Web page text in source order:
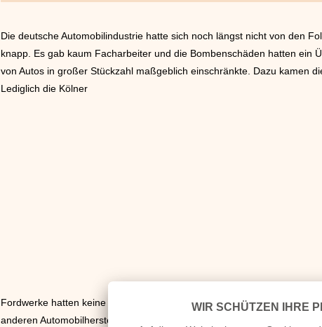
Die deutsche Automobilindustrie hatte sich noch längst nicht von den
knapp. Es gab kaum Facharbeiter und die Bombenschäden hatten ein
von Autos in großer Stückzahl maßgeblich einschränkte. Dazu kamen
Lediglich die Kölner
Fordwerke hatten keine Kriegsschäden abbekommen. Sie konnten im
anderen Automobilhersteller in Deutschland blieben vorerst noch auf